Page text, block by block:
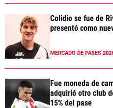
Colidio se fue de
presentó como
MERCADO DE PASES
Fue moneda de
adquirió otro club
15% del pase